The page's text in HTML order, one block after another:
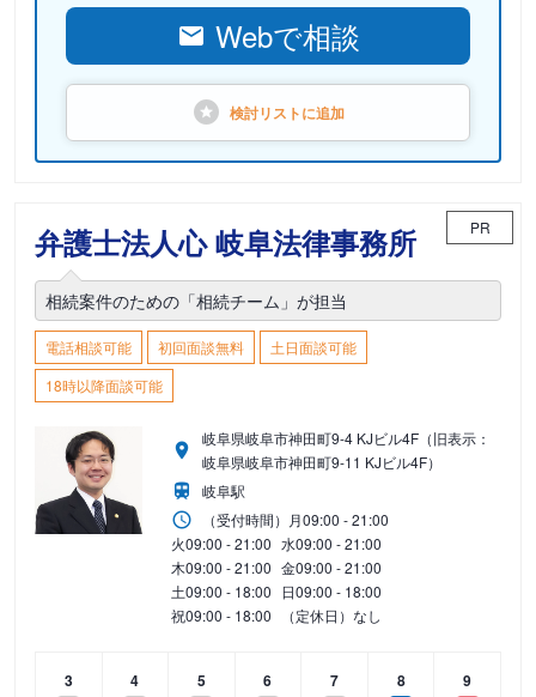
Webで相談
検討リストに追加
弁護士法人心 岐阜法律事務所 PR
相続案件のための「相続チーム」が担当
電話相談可能 初回面談無料
土日面談可能
18時以降面談可能
岐阜県岐阜市神田町9-4 KJビル4F（旧表示：
岐阜県岐阜市神田町9-11 KJビル4F）
岐阜駅
（受付時間） 月09:00 - 21:00
火09:00 - 21:00 水09:00 - 21:00
木09:00 - 21:00 金09:00 - 21:00
土09:00 - 18:00 日09:00 - 18:00
祝09:00 - 18:00 （定休日）なし
3
4
5
6
7
8
9